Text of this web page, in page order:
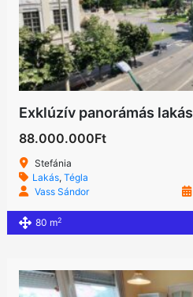
Exklúzív panorámás lakás
88.000.000Ft
Stefánia
Lakás, Tégla
Vass Sándor
80 m2